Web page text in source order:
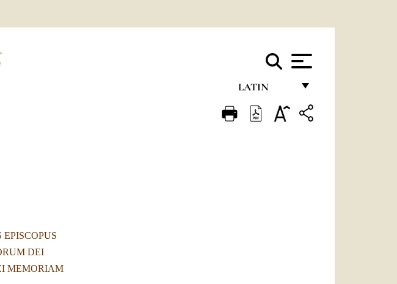
LATIN
FRANÇAIS
DEI
MEMORIAM